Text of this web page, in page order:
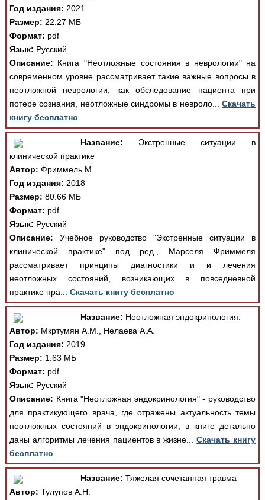
Год издания: 2021
Размер: 22.27 МБ
Формат: pdf
Язык: Русский
Описание: Книга "Неотложные состояния в неврологии" на
современном уровне рассматривает такие важные вопросы в
неотложной неврологии, как обследование пациента при
потере сознания, неотложные синдромы в невроло...Скачать
книгу бесплатно
Название: Экстренные ситуации в
клинической практике
Автор: Фриммель М.
Год издания: 2018
Размер: 80.66 МБ
Формат: pdf
Язык: Русский
Описание: Учебное руководство "Экстренные ситуации в
клинической практике" под ред., Марселя Фриммеля
рассматривает принципы диагностики и и лечения
неотложных состояний, возникающих в повседневной
практике пра... Скачать книгу бесплатно
Название: Неотложная эндокринология.
Автор: Мкртумян А.М., Нелаева А.А.
Год издания: 2019
Размер: 1.63 МБ
Формат: pdf
Язык: Русский
Описание: Книга "Неотложная эндокринология" - руководство
для практикующего врача, где отражены актуальность темы
неотложных состояний в эндокринологии, в книге детально
даны алгоритмы лечения пациентов в жизне...Скачать книгу
бесплатно
Название: Тяжелая сочетанная травма
Автор: Тулупов А.Н.